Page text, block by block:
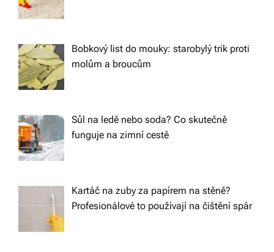
Bobkový list do mouky: starobylý trik proti
molům a broucům
Sůl na ledě nebo soda? Co skutečně
funguje na zimní cestě
Kartáč na zuby za papírem na stěně?
Profesionálové to používají na čištění spár